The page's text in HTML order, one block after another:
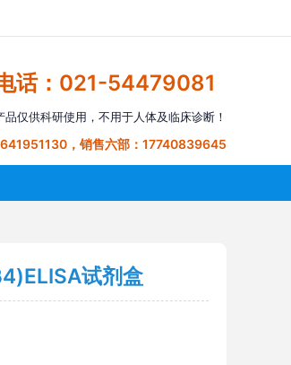
话：021-54479081
品仅供科研使用，不用于人体及临床诊断！
，销售六部：17740839645
试剂盒